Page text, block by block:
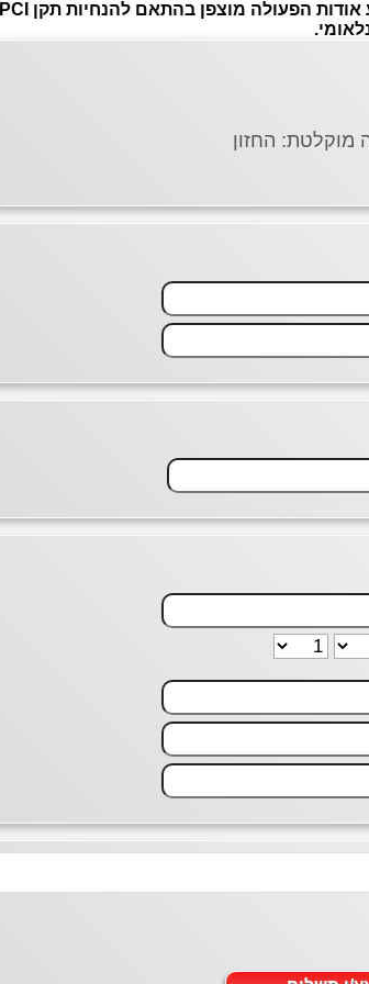
דף זה מאובטח בהצפנת SSL 2048bit. המידע אודות הפעולה מוצפן בהתאם להנחיות תקן PCI
מוקלטת: החזון